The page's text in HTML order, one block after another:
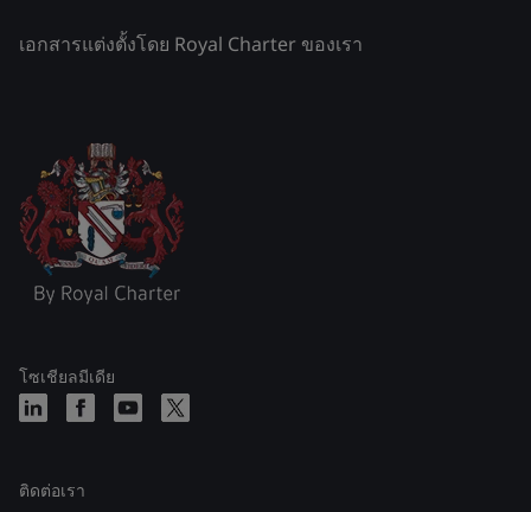
เอกสารแต่งตั้งโดย Royal Charter ของเรา
โซเชียลมีเดีย
ติดต่อเรา